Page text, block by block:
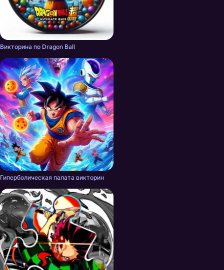
Викторина по Dragon Ball
Гиперболическая палата викторин